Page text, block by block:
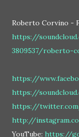
Roberto Corvino -
https://
3809537/roberto-
https://
https://
https://
http://
YouTube: https://